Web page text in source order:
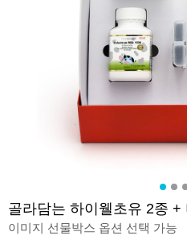
골라담는 하이웰초유 2종 +
이미지 선물박스 옵션 선택 가능